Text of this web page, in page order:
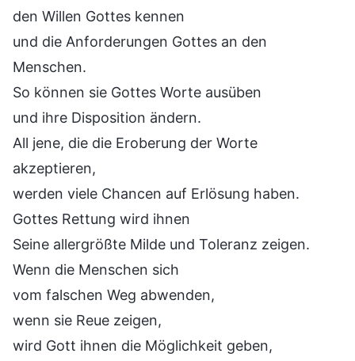
den Willen Gottes kennen
und die Anforderungen Gottes an den
Menschen.
So können sie Gottes Worte ausüben
und ihre Disposition ändern.
All jene, die die Eroberung der Worte
akzeptieren,
werden viele Chancen auf Erlösung haben.
Gottes Rettung wird ihnen
Seine allergrößte Milde und Toleranz zeigen.
Wenn die Menschen sich
vom falschen Weg abwenden,
wenn sie Reue zeigen,
wird Gott ihnen die Möglichkeit geben,